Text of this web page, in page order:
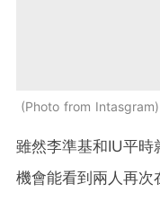
Photo from Intasgram
雖然李準基和IU平時
機會能看到兩人再次